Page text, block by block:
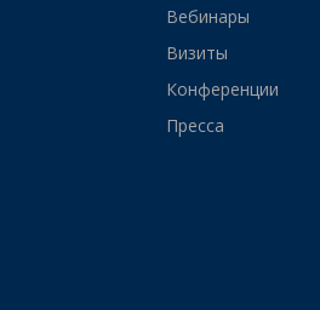
Вебинары
Визиты
Конференции
Пресса